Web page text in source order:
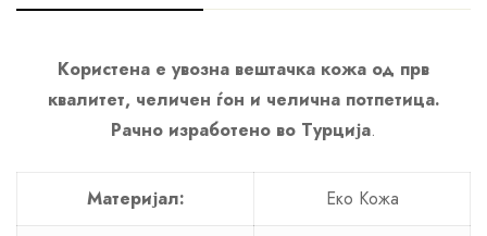
Користена е увозна вештачка кожа од прв
квалитет, челичен ѓон и челична потпетица.
Рачно изработено во Турција.
Материјал: Еко Кожа